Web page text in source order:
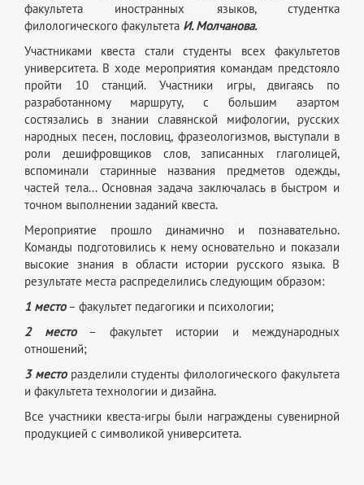
факультета иностранных языков, студентка
филологического факультета И. Молчанова.
Участниками квеста стали студенты всех факультетов
университета. В ходе мероприятия командам предстояло
пройти 10 станций. Участники игры, двигаясь по
разработанному маршруту, с большим азартом
состязались в знании славянской мифологии, русских
народных песен, пословиц, фразеологизмов, выступали в
роли дешифровщиков слов, записанных глаголицей,
вспоминали старинные названия предметов одежды,
частей тела... Основная задача заключалась в быстром и
точном выполнении заданий квеста.
Мероприятие прошло динамично и познавательно.
Команды подготовились к нему основательно и показали
высокие знания в области истории русского языка. В
результате места распределились следующим образом:
1 место– факультет педагогики и психологии;
2 место– факультет истории и международных
отношений;
3 месторазделили студенты филологического факультета
и факультета технологии и дизайна.
Все участники квеста-игры были награждены сувенирной
продукцией с символикой университета.